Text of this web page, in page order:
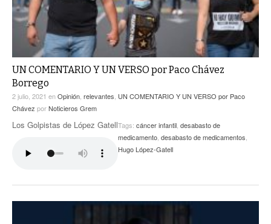
UN COMENTARIO Y UN VERSO por Paco Chávez
Borrego
2 julio, 2021 enOpinión relevantes UN COMENTARIO Y UN VERSO por Paco
Chávez porNoticieros Grem
Los Golpistas de López GatellTags: cáncer infantil desabasto de
medicamento desabasto de medicamentos
Hugo López-Gatell